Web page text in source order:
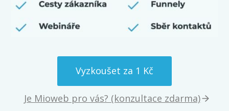
Vyzkoušet za 1 Kč
Je Mioweb pro vás? (konzultace zdarma)